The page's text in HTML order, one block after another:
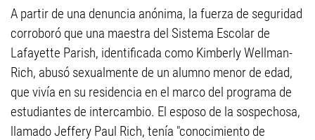
A partir de una denuncia anónima, la fuerza de seguridad
corroboró que una maestra del Sistema Escolar de
Lafayette Parish, identificada como Kimberly Wellman-
Rich, abusó sexualmente de un alumno menor de edad,
que vivía en su residencia en el marco del programa de
estudiantes de intercambio. El esposo de la sospechosa,
llamado Jeffery Paul Rich, tenía "conocimiento de